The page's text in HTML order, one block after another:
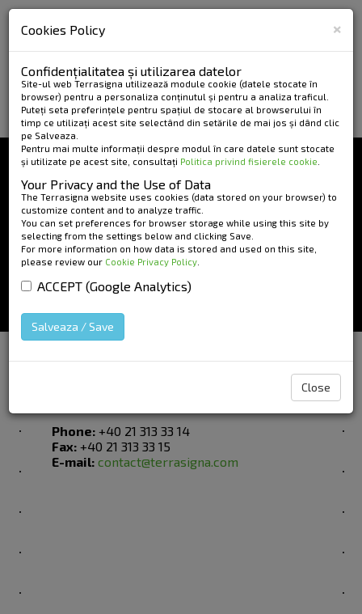
×
Cookies Policy
Confidențialitatea și utilizarea datelor
Site-ul web Terrasigna utilizează module cookie (datele stocate în
browser) pentru a personaliza conținutul și pentru a analiza traficul.
Puteți seta preferințele pentru spațiul de stocare al browserului în
timp ce utilizați acest site selectând din setările de mai jos și dând clic
pe Salveaza.
Pentru mai multe informații despre modul în care datele sunt stocate
și utilizate pe acest site, consultați Politica privind fisierele cookie
Your Privacy and the Use of Data
The Terrasigna website uses cookies (data stored on your browser) to
customize content and to analyze traffic.
You can set preferences for browser storage while using this site by
selecting from the settings below and clicking Save.
For more information on how data is stored and used on this site,
please review our Cookie Privacy Policy
ACCEPT (Google Analytics)
Salveaza / Save
Close
TERRASIGNA
CONTACT
HOME»Contact
Phone: +40 21 313 33 14
Fax: +40 21 313 33 15
E-mail: contact@terrasigna.com